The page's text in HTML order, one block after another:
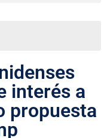
interés a
propuesta